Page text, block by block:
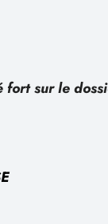
fort sur le